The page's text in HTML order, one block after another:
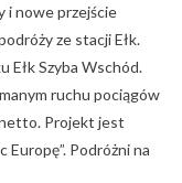
i nowe przejście
ze stacji Ełk.
Ełk Szyba Wschód.
ruchu pociągów
Projekt jest
Europę”. Podróżni na